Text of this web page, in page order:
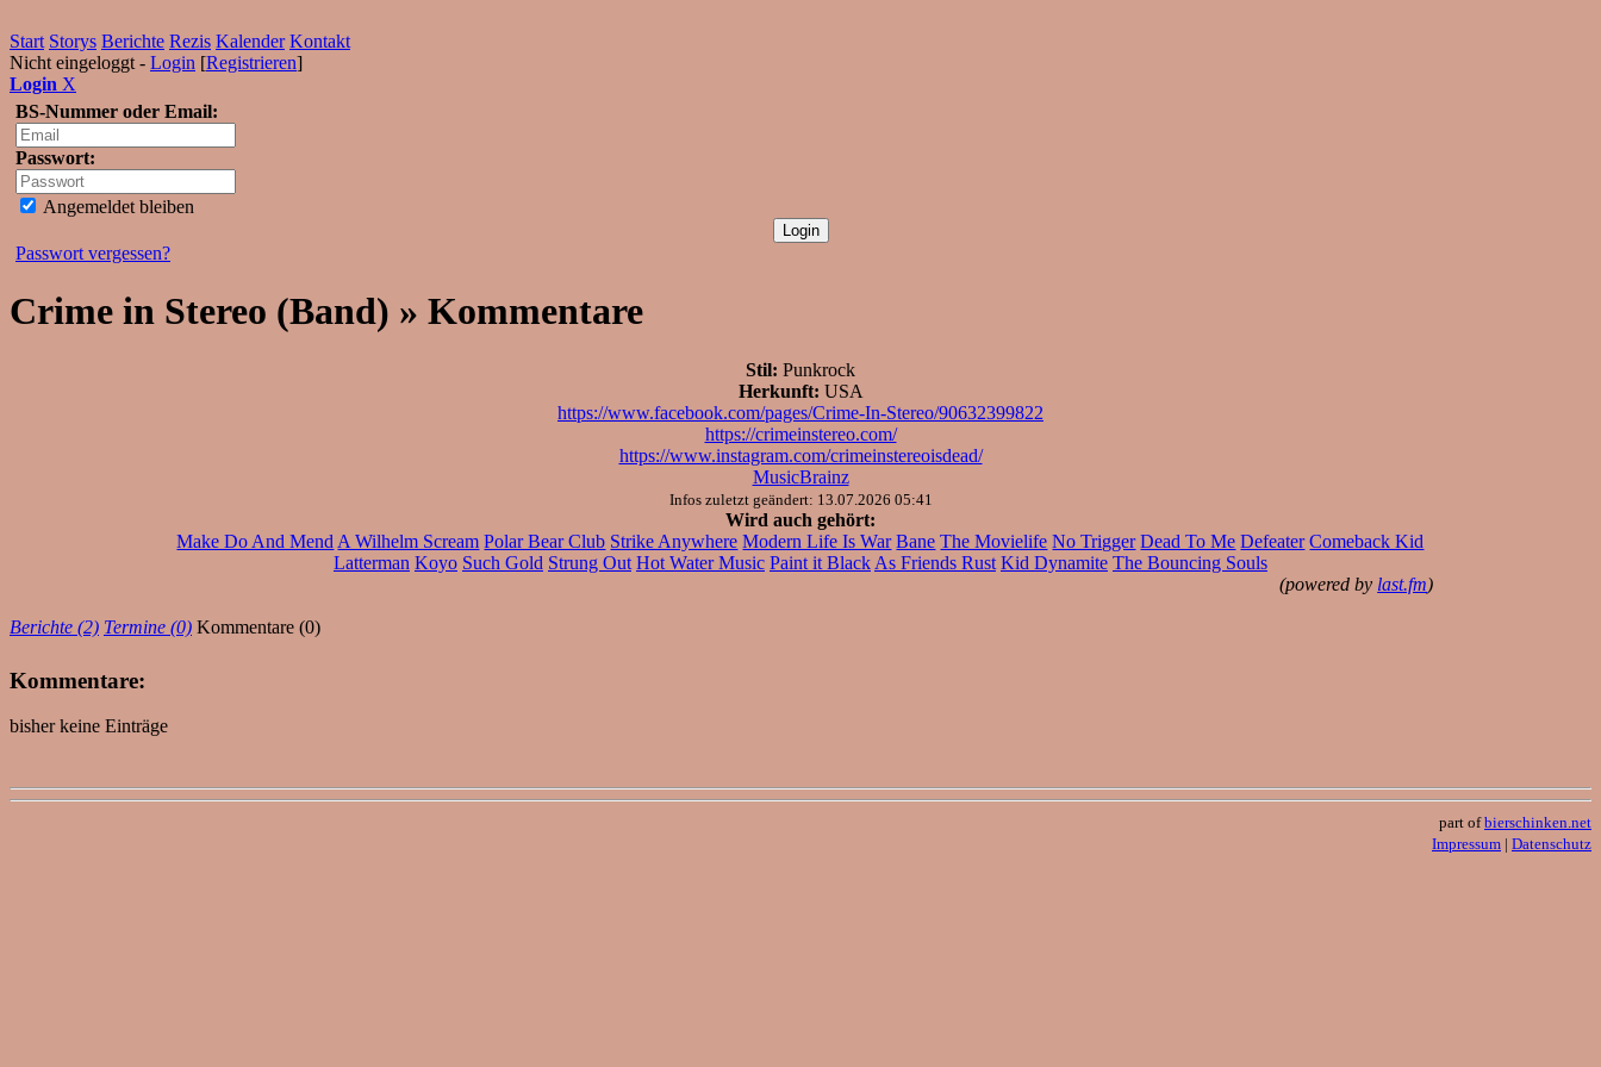
Start Storys Berichte Rezis Kalender Kontakt
Nicht eingeloggt - Login [Registrieren]
Login X
BS-Nummer oder Email:
Passwort:
Angemeldet bleiben
Passwort vergessen?
Crime in Stereo (Band) » Kommentare
Stil: Punkrock
Herkunft: USA
https://www.facebook.com/pages/Crime-In-Stereo/90632399822
https://crimeinstereo.com/
https://www.instagram.com/crimeinstereoisdead/
MusicBrainz
Infos zuletzt geändert: 13.07.2026 05:41
Wird auch gehört:
Make Do And Mend A Wilhelm Scream Polar Bear Club Strike Anywhere Modern Life Is War Bane The Movielife No Trigger Dead To Me Defeater Comeback Kid
Latterman Koyo Such Gold Strung Out Hot Water Music Paint it Black As Friends Rust Kid Dynamite The Bouncing Souls
(powered by last.fm)
Berichte (2) Termine (0) Kommentare (0)
Kommentare:
bisher keine Einträge
part ofbierschinken.net
Impressum | Datenschutz